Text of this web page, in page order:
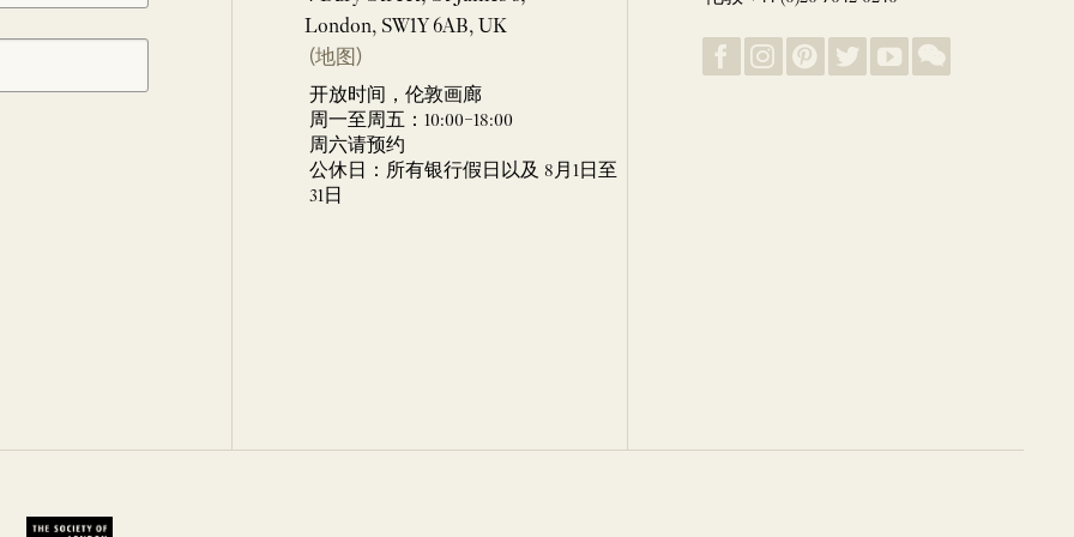
London, SW1Y 6AB, UK
(地图)
开放时间，伦敦画廊
周一至周五：10:00–18:00
周六请预约
公休日：所有银行假日以及 8月1日至
31日